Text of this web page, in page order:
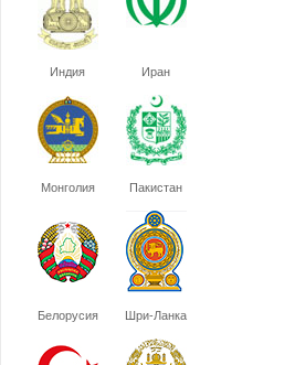
Индия Иран
Монголия Пакистан
Белорусия Шри-Ланка